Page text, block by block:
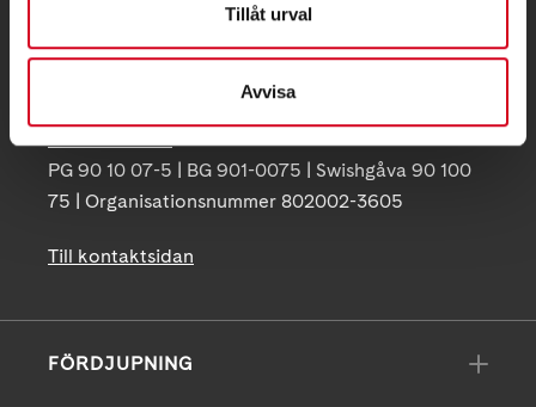
Tillåt urval
Avvisa
Box 4086
info@neuro.se
PG 90 10 07-5 | BG 901-0075 | Swishgåva 90 100
75 | Organisationsnummer 802002-3605
Till kontaktsidan
FÖRDJUPNING